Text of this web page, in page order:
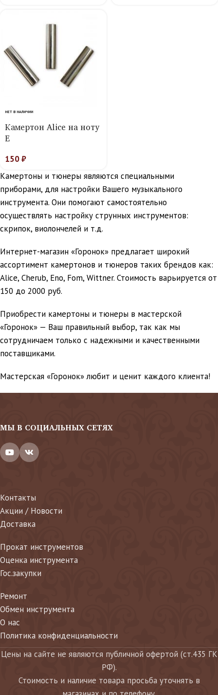
НЕТ В НАЛИЧИИ
Камертон Alice на ноту
E
150₽
Камертоны и тюнеры являются специальными
приборами, для настройки Вашего музыкального
инструмента. Они помогают самостоятельно
осуществлять настройку струнных инструментов:
скрипок, виолончелей и т.д.
Интернет-магазин «Горонок» предлагает широкий
ассортимент камертонов и тюнеров таких брендов как:
Alice, Cherub, Eno, Fom, Wittner. Стоимость варьируется от
150 до 2000 руб.
Приобрести камертоны и тюнеры в мастерской
«Горонок» — Ваш правильный выбор, так как мы
сотрудничаем только с надежными и качественными
поставщиками.
Мастерская «Горонок» любит и ценит каждого клиента!
МЫ В СОЦИАЛЬНЫХ СЕТЯХ
Контакты
Акции / Новости
Доставка
Прокат инструментов
Оценка инструмента
Гос.закупки
Ремонт
Обмен инструмента
О нас
Политика конфиденциальности
Цены на сайте не являются публичной офертой (ст.435 ГК
РФ).
Стоимость и наличие товара просьба уточнять в